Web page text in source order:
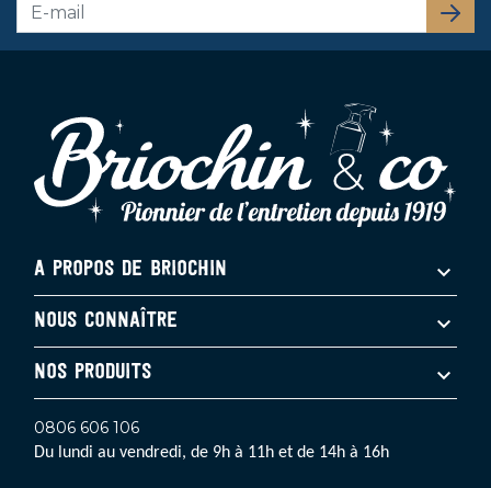
A PROPOS DE BRIOCHIN
NOUS CONNAÎTRE
NOS PRODUITS
0806 606 106
Du lundi au vendredi, de 9h à 11h et de 14h à 16h